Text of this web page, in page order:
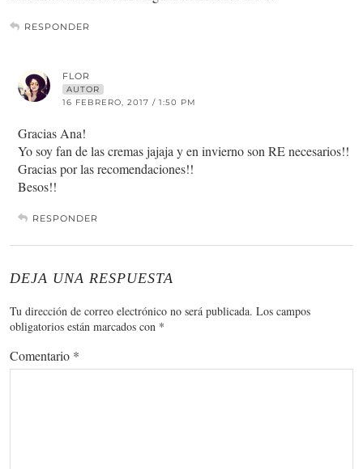
RESPONDER
FLOR
AUTOR
16 FEBRERO, 2017 / 1:50 PM
Gracias Ana!
Yo soy fan de las cremas jajaja y en invierno son RE necesarios!!
Gracias por las recomendaciones!!
Besos!!
RESPONDER
DEJA UNA RESPUESTA
Tu dirección de correo electrónico no será publicada. Los campos
obligatorios están marcados con *
Comentario *